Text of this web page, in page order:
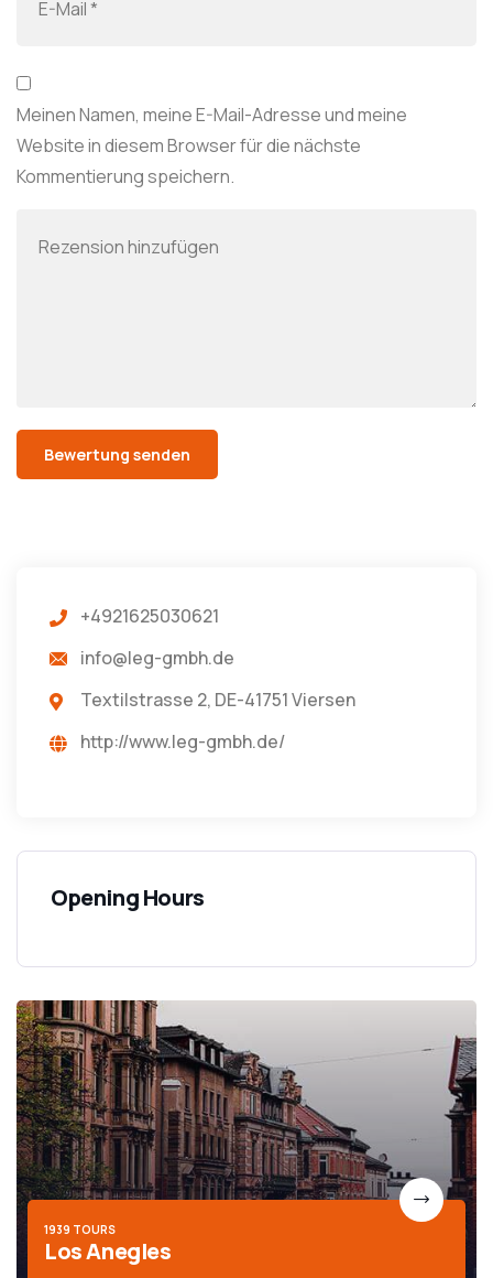
Meinen Namen, meine E-Mail-Adresse und meine
Website in diesem Browser für die nächste
Kommentierung speichern.
+4921625030621
info@leg-gmbh.de
Textilstrasse 2, DE-41751 Viersen
http://www.leg-gmbh.de/
Opening Hours
1939 TOURS
Los Anegles